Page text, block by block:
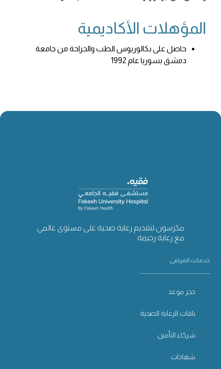
المؤهلات الأكاديمية
حاصل على بكالوريوس الطب والجراحة من جامعة
دمشق بسوريا عام 1992
مكرسون لتقديم رعاية صحية على مستوى عالمي
مع رعاية رحيمة
خدمات المرضى
حجز موعد
باقات الرعاية الصحية
شركاء التأمين
شهادات